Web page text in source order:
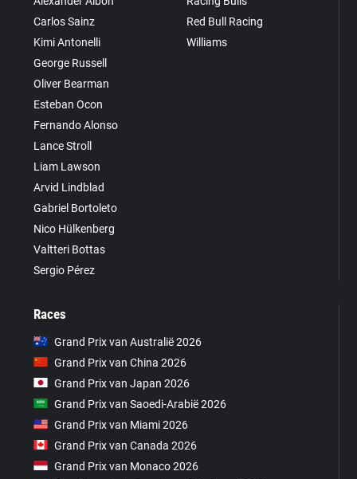
Carlos Sainz
Kimi Antonelli
George Russell
Oliver Bearman
Esteban Ocon
Fernando Alonso
Lance Stroll
Liam Lawson
Arvid Lindblad
Gabriel Bortoleto
Nico Hülkenberg
Valtteri Bottas
Sergio Pérez
Red Bull Racing
Williams
Races
Grand Prix van Australië 2026
Grand Prix van China 2026
Grand Prix van Japan 2026
Grand Prix van Saoedi-Arabië 2026
Grand Prix van Miami 2026
Grand Prix van Canada 2026
Grand Prix van Monaco 2026